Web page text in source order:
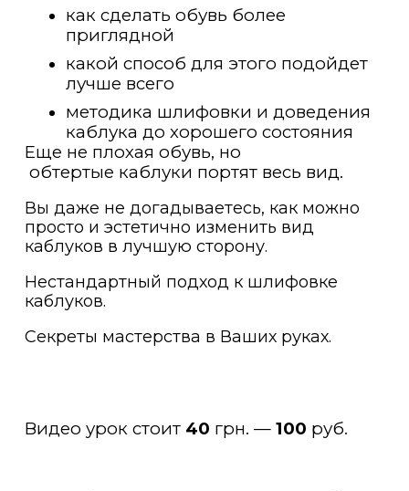
как сделать обувь более
приглядной
какой способ для этого подойдет
лучше всего
методика шлифовки и доведения
каблука до хорошего состояния
Еще не плохая обувь, но
обтертые каблуки портят весь вид.
Вы даже не догадываетесь, как можно
просто и эстетично изменить вид
каблуков в лучшую сторону.
Нестандартный подход к шлифовке
каблуков.
Секреты мастерства в Ваших руках.
Видео урок стоит 40 грн. — 100 руб.